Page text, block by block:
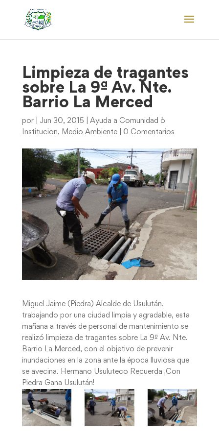
Limpieza de tragantes
sobre La 9ª Av. Nte.
Barrio La Merced
por Jun 30, 2015
Ayuda a Comunidad ò
Institucion, Medio Ambiente| 0 Comentarios
Miguel Jaime (Piedra) Alcalde de Usulután,
trabajando por una ciudad limpia y agradable, esta
mañana a través de personal de mantenimiento se
realizó limpieza de tragantes sobre La 9ª Av. Nte.
Barrio La Merced, con el objetivo de prevenir
inundaciones en la zona ante la época lluviosa que
se avecina. Hermano Usuluteco Recuerda ¡Con
Piedra Gana Usulután!